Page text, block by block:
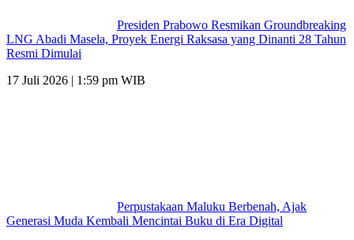
Presiden Prabowo Resmikan Groundbreaking
LNG Abadi Masela, Proyek Energi Raksasa yang Dinanti 28 Tahun
Resmi Dimulai
17 Juli 2026 | 1:59 pm WIB
Perpustakaan Maluku Berbenah, Ajak
Generasi Muda Kembali Mencintai Buku di Era Digital